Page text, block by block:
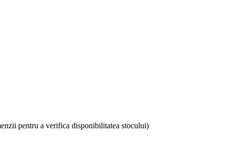
pentru a verifica disponibilitatea stocului)